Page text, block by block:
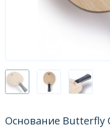
Основание Butterfly